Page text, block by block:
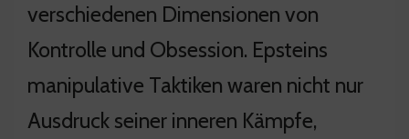
verschiedenen Dimensionen von
Kontrolle und Obsession. Epsteins
manipulative Taktiken waren nicht nur
Ausdruck seiner inneren Kämpfe,